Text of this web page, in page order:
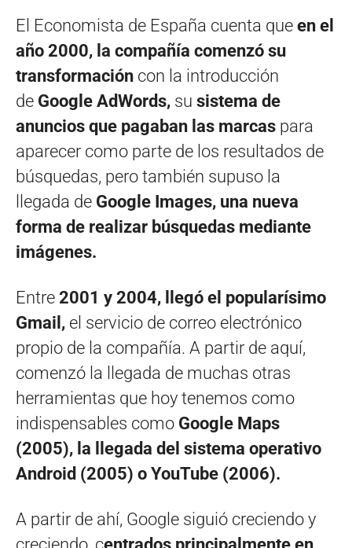
El Economista de España cuenta que en el
año 2000, la compañía comenzó su
transformación con la introducción
de Google AdWords, su sistema de
anuncios que pagaban las marcas para
aparecer como parte de los resultados de
búsquedas, pero también supuso la
llegada de Google Images, una nueva
forma de realizar búsquedas mediante
imágenes.
Entre 2001 y 2004, llegó el popularísimo
Gmail, el servicio de correo electrónico
propio de la compañía. A partir de aquí,
comenzó la llegada de muchas otras
herramientas que hoy tenemos como
indispensables como Google Maps
(2005), la llegada del sistema operativo
Android (2005) o YouTube (2006).
A partir de ahí, Google siguió creciendo y